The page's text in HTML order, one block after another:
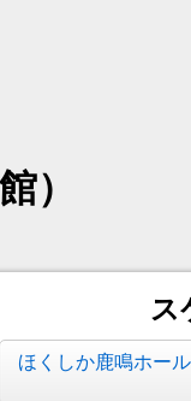
）
ス
ほくしか鹿鳴ホー